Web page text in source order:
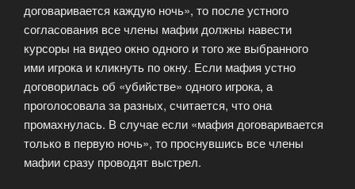
договаривается каждую ночь», то после устного
согласования все члены мафии должны навести
курсоры на видео окно одного и того же выбранного
ими игрока и кликнуть по окну. Если мафия устно
договорилась об «убийстве» одного игрока, а
проголосовала за разных, считается, что она
промахнулась. В случае если «мафия договаривается
только в первую ночь», то проснувшись все члены
мафии сразу проводят выстрел.